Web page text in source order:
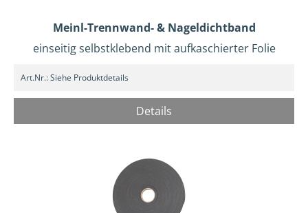
Meinl-Trennwand- & Nageldichtband
einseitig selbstklebend mit aufkaschierter Folie
Art.Nr.:Siehe Produktdetails
Details